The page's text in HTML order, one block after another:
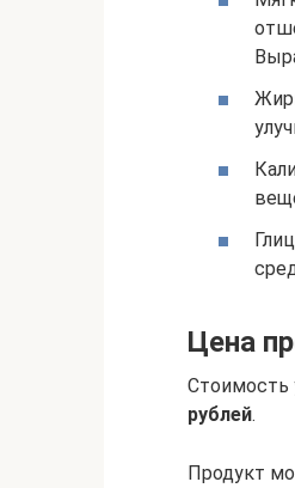
Цена
Стоимость
рублей.
Продукт